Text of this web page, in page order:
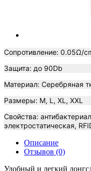
Сопротивление: 0.05Ω/
Защита: до 90Db
Материал: Серебряная
Размеры: M, L, XL, XXL
Свойства:
электростатическая,
Описание
Отзывов (0)
Удобный и легкий